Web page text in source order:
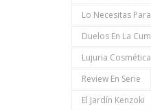
Lo Necesitas
Duelos En La
Lujuria Cosmética
Review En Serie
El Jardín Kenzoki